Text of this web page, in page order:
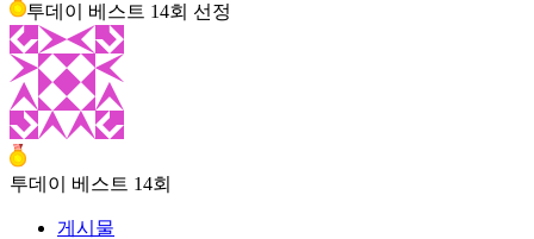
투데이 베스트 14회 선정
투데이 베스트 14회
게시물